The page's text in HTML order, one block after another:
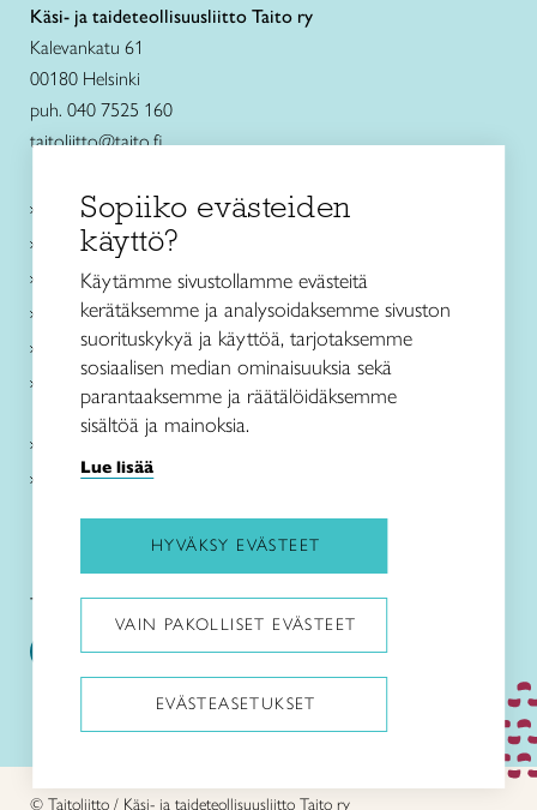
Käsi- ja taideteollisuusliitto Taito ry
Kalevankatu 61
00180 Helsinki
puh. 040 7525 160
taitoliitto@taito.fi
Käsityökurssit ja koulutus
Ajankohtaista
Käsityöohjeet
Me olemme Taito
Paikallinen toiminta
Verkkokaupat
Kirjaudu Arviin
Kirjaudu Taitocampukseen
Taitoliitto: Taito-lehti:
© Taitoliitto / Käsi- ja taideteollisuusliitto Taito ry
Sopiiko evästeiden
käyttö?
Käytämme sivustollamme evästeitä
kerätäksemme ja analysoidaksemme sivuston
suorituskykyä ja käyttöä, tarjotaksemme
sosiaalisen median ominaisuuksia sekä
parantaaksemme ja räätälöidäksemme
sisältöä ja mainoksia.
Lue lisää
HYVÄKSY EVÄSTEET
VAIN PAKOLLISET EVÄSTEET
EVÄSTEASETUKSET